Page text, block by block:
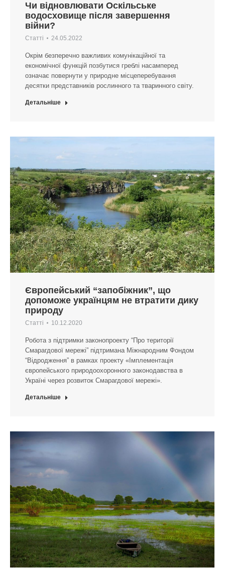
Чи відновлювати Оскільське
водосховище після завершення
війни?
Статті 24.05.2022
Окрім безперечно важливих комунікаційної та
економічної функцій позбутися греблі насамперед
означає повернути у природне місцеперебування
десятки представників рослинного та тваринного світу.
Детальніше
Європейський “запобіжник”, що
допоможе українцям не втратити дику
природу
Статті 10.12.2020
Робота з підтримки законопроекту “Про території
Смарагдової мережі” підтримана Міжнародним Фондом
“Відродження” в рамках проекту «Імплементація
європейського природоохоронного законодавства в
Україні через розвиток Смарагдової мережі».
Детальніше